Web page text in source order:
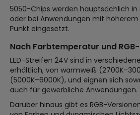
5050-Chips werden hauptsächlich in
oder bei Anwendungen mit
Punkt eingesetzt.
Nach Farbtemperatur und
LED-Streifen 24V sind in
erhältlich, von warmweiß
(5000K–6000K), und eignen sich
auch für gewerbliche Anwendungen.
Darüber hinaus gibt es RGB-